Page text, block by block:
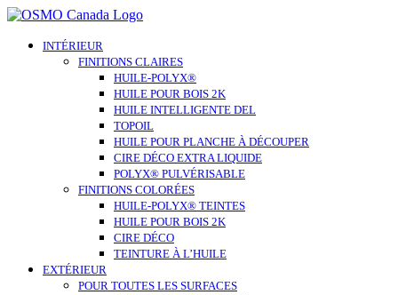
Skip
contentINTÉRIEUR
FINITIONS CLAIRES
HUILE-POLYX®
HUILE POUR BOIS 2K
HUILE INTELLIGENTE DEL
TOPOIL
HUILE POUR PLANCHE À DÉCOUPER
CIRE DÉCO EXTRA LIQUIDE
POLYX® PULVÉRISABLE
FINITIONS COLORÉES
HUILE-POLYX® TEINTES
HUILE POUR BOIS 2K
CIRE DÉCO
TEINTURE À L’HUILE
EXTÉRIEUR
POUR TOUTES LES SURFACES